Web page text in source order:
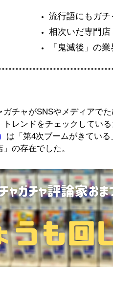
流行語にもガチ
相次いだ専門店
「鬼滅後」の
チャがSNSやメディアで
トレンドをチェックしてい
は「第4次ブームがきている
の存在でした。